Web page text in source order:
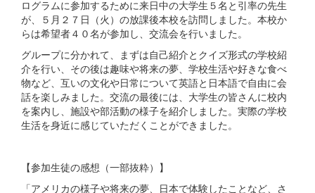
ログラムに参加するために来日中の大学生５名と引率の先生
が、５月２７日（火）の放課後本校を訪問しました。本校か
らは希望者４０名が参加し、交流会を行いました。
グループに分かれて、まずは自己紹介とクイズ形式の学校紹
介を行い、その後は趣味や将来の夢、学校生活や好きな食べ
物など、互いの文化や日常について英語と日本語で自由に会
話を楽しみました。交流の最後には、大学生の皆さんに校内
を案内し、施設や部活動の様子を紹介しました。実際の学校
生活を身近に感じていただくことができました。
【参加生徒の感想（一部抜粋）】
「アメリカの様子や将来の夢、日本で体験したことなど、さ